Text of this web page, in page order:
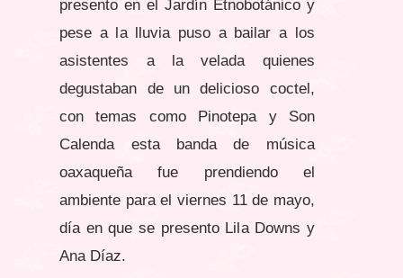
presento en el Jardín Etnobotánico y
pese a la lluvia puso a bailar a los
asistentes a la velada quienes
degustaban de un delicioso coctel,
con temas como Pinotepa y Son
Calenda esta banda de música
oaxaqueña fue prendiendo el
ambiente para el viernes 11 de mayo,
día en que se presento Lila Downs y
Ana Díaz.